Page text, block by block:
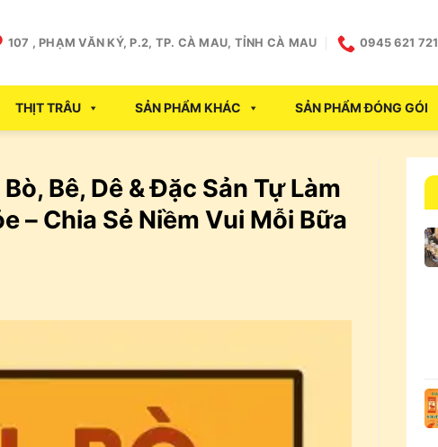
107 , PHẠM VĂN KÝ, P.2, TP. CÀ MAU, TỈNH CÀ MAU 0945 621 721
THỊT TRÂU SẢN PHẨM KHÁC SẢN PHẨM ĐÓNG GÓI
Bê, Dê & Đặc Sản Tự Làm
– Chia Sẻ Niềm Vui Mỗi Bữa